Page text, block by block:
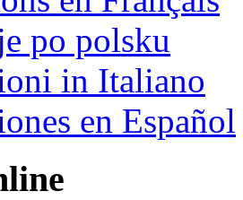
po polsku
in Italiano
en Español